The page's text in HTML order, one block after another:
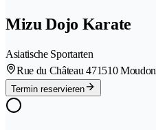
Mizu Dojo Karate
Asiatische Sportarten
Rue du Château 471510 Moudon
Termin reservieren